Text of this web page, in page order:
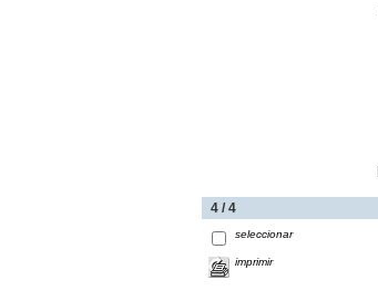
4 / 4
seleccionar
imprimir